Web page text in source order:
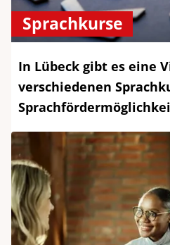
Sprachkurse
In Lübeck gibt es eine
verschiedenen